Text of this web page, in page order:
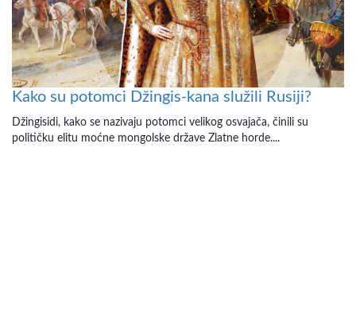
Kako su potomci Džingis-kana služili Rusiji?
Džingisidi, kako se nazivaju potomci velikog osvajača, činili su
političku elitu moćne mongolske države Zlatne horde....